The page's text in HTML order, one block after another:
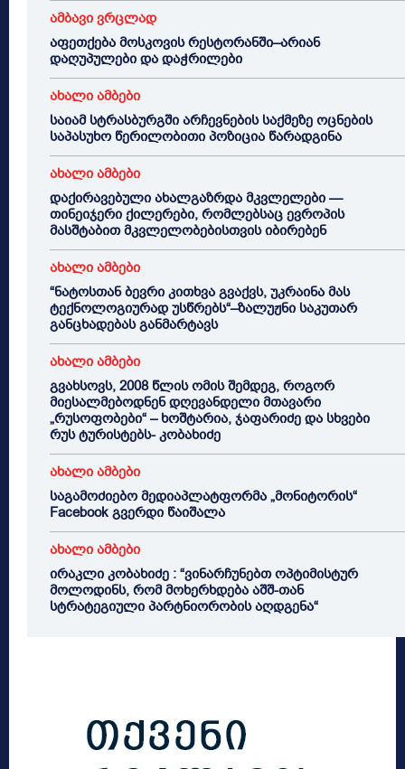
ამბავი ვრცლად
აფეთქება მოსკოვის რესტორანში–არიან
დაღუპულები და დაჭრილები
ახალი ამბები
საიამ სტრასბურგში არჩევნების საქმეზე ოცნების
საპასუხო წერილობითი პოზიცია წარადგინა
ახალი ამბები
დაქირავებული ახალგაზრდა მკვლელები —
თინეიჯერი ქილერები, რომლებსაც ევროპის
მასშტაბით მკვლელობებისთვის იბირებენ
ახალი ამბები
“ნატოსთან ბევრი კითხვა გვაქვს, უკრაინა მას
ტექნოლოგიურად უსწრებს“–ზალუჟნი საკუთარ
განცხადებას განმარტავს
ახალი ამბები
გვახსოვს, 2008 წლის ომის შემდეგ, როგორ
მიესალმებოდნენ დღევანდელი მთავარი
„რუსოფობები“ – ხოშტარია, ჯაფარიძე და სხვები
რუს ტურისტებს- კობახიძე
ახალი ამბები
საგამოძიებო მედიაპლატფორმა „მონიტორის“
Facebook გვერდი წაიშალა
ახალი ამბები
ირაკლი კობახიძე : “ვინარჩუნებთ ოპტიმისტურ
მოლოდინს, რომ მოხერხდება აშშ-თან
სტრატეგიული პარტნიორობის აღდგენა“